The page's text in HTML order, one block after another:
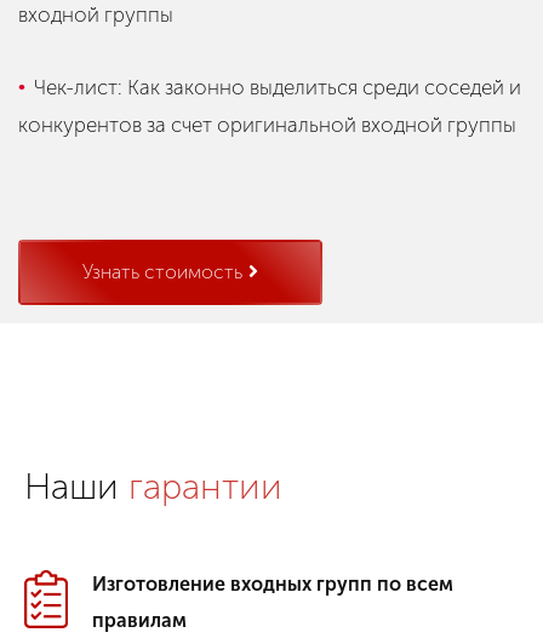
входной группы
Чек-лист: Как законно выделиться среди соседей и
конкурентов за счет оригинальной входной группы
Узнать стоимость
Наши гарантии
Изготовление входных групп по всем
правилам